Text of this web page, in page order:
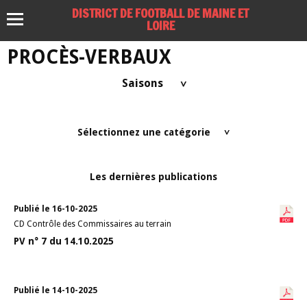
DISTRICT DE FOOTBALL DE MAINE ET
LOIRE
PROCÈS-VERBAUX
Saisons >
Sélectionnez une catégorie >
Les dernières publications
Publié le 16-10-2025
CD Contrôle des Commissaires au terrain
PV n° 7 du 14.10.2025
Publié le 14-10-2025